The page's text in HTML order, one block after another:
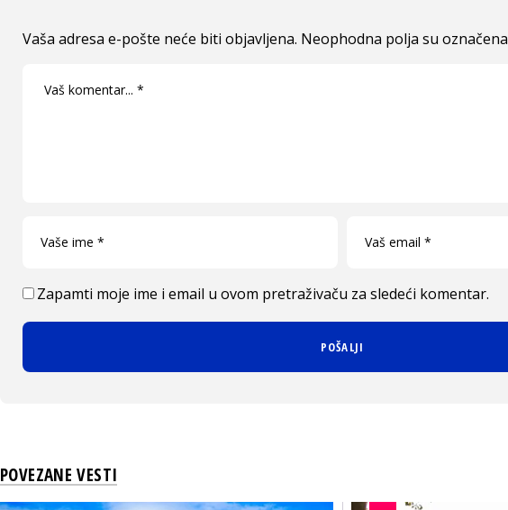
Vaša adresa e-pošte neće biti objavljena. Neophodna polja su označena
Zapamti moje ime i email u ovom pretraživaču za sledeći komentar.
POVEZANE VESTI